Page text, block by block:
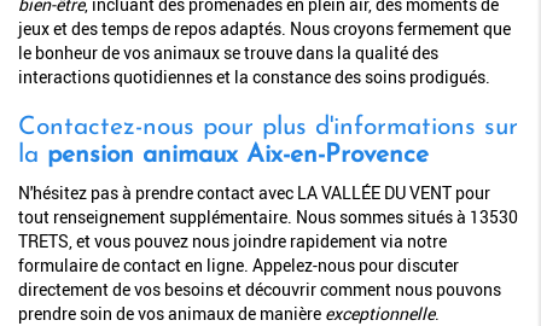
jeux et des temps de repos adaptés. Nous croyons fermement que
le bonheur de vos animaux se trouve dans la qualité des
interactions quotidiennes et la constance des soins prodigués.
Contactez-nous pour plus d'informations sur
la pension animaux Aix-en-Provence
N'hésitez pas à prendre contact avec LA VALLÉE DU VENT pour
tout renseignement supplémentaire. Nous sommes situés à 13530
TRETS, et vous pouvez nous joindre rapidement via notre
formulaire de contact en ligne. Appelez-nous pour discuter
directement de vos besoins et découvrir comment nous pouvons
prendre soin de vos animaux de manière exceptionnelle.